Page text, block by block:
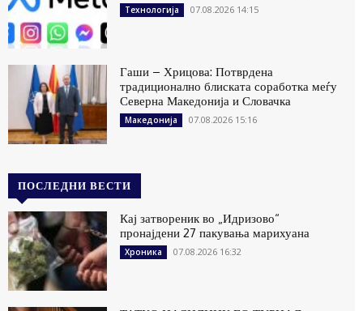
Технологија 07.08.2026 14:15
Гаши – Хрицова: Потврдена
традиционално блиската соработка меѓу
Северна Македонија и Словачка
Македонија 07.08.2026 15:16
ПОСЛЕДНИ ВЕСТИ
Кај затвореник во „Идризово“
пронајдени 27 пакувања марихуана
Хроника 07.08.2026 16:32